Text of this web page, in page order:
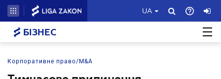
UA
БІЗНЕС
Корпоративне право/M&A